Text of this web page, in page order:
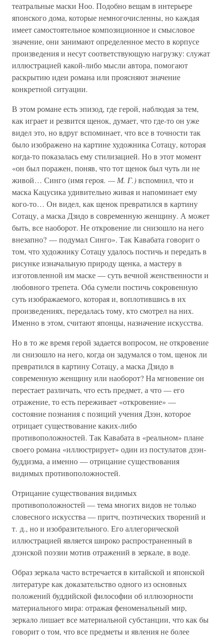
театральные маски Ноо. Подобно вещам в интерьере
японского дома, которые немногочисленны, но каждая
имеет самостоятельное композиционное и смысловое
значение, они занимают определенное место в корпусе
произведения и несут соответствующую нагрузку: служат
иллюстрацией какой-либо мысли автора, помогают
раскрытию идеи романа или проясняют значение
конкретной ситуации.
В этом романе есть эпизод, где герой, наблюдая за тем,
как играет и резвится щенок, думает, что где-то он уже
видел это, но вдруг вспоминает, что все в точности так
было изображено на картине художника Сотацу, которая
когда-то показалась ему стилизацией. Но в этот момент
«он был поражен, поняв, что тот щенок был чуть ли не
живой… Синго (имя героя. — М. Г.)вспомнил, что и
маска Кацусика удивительно живая и напоминает ему
кого-то… Он видел, как щенок превратился в картину
Сотацу, а маска Дзидо в современную женщину. А может
быть, все наоборот. Не откровение ли снизошло на него
внезапно? — подумал Синго». Так Кавабата говорит о
том, что художнику Сотацу удалось постичь и передать в
рисунке изначальную природу щенка, а мастеру в
изготовленной им маске — суть вечной женственности и
любовного трепета. Оба сумели постичь сокровенную
суть изображаемого, которая и, воплотившись в их
произведениях, передалась тому, кто смотрел на них.
Именно в этом, считают японцы, назначение искусства.
Но в то же время герой задается вопросом, не откровение
ли снизошло на него, когда он задумался о том, щенок ли
превратился в картину Сотацу, а маска Дзидо в
современную женщину или наоборот? На мгновение он
перестает различать, что есть предмет, а что — его
отражение, то есть переживает «откровение» —
состояние познания с позиций учения Дзэн, которое
отрицает существование каких-либо
противоположностей. Так Кавабата в «реальном» плане
своего романа «иллюстрирует» один из постулатов дзэн-
буддизма, а именно — отрицание существования
видимых противоположностей.
Отрицание существования видимых
противоположностей — тема многих видов не только
словесного искусства — притч, поэтических творений и
т. д., но и изобразительного. Его аллегорической
иллюстрацией является широко распространенный в
дзэнской поэзии мотив отражений в зеркале, в воде.
Образ зеркала часто встречается в китайской и японской
литературе как доказательство одного из основных
положений буддийской философии об иллюзорности
материального мира: отражая феноменальный мир,
зеркало лишает все материальной субстанции, что как бы
говорит о том, что все предметы и явления не более